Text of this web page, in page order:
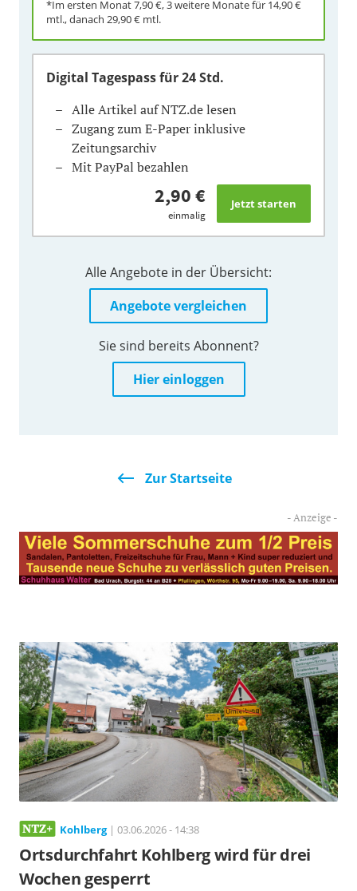
*Im ersten Monat7,90 €, 3 weitere Monate für 14,90 €
mtl., danach 29,90 € mtl.
Digital Tagespassfür 24 Std.
Alle Artikel auf NTZ.de lesen
Zugang zum E-Paper inklusive
Zeitungsarchiv
Mit PayPal bezahlen
2,90 €
einmalig
Alle Angebote in der Übersicht:
Angebote vergleichen
Sie sind bereits Abonnent?
Hier einloggen
Zur Startseite
Kohlberg| 03.06.2026 - 14:38
Ortsdurchfahrt Kohlberg wird für drei
Wochen gesperrt